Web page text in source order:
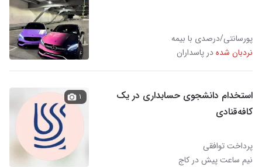
پورسانتی/درصدی با بیمه
نردبان شدهدر پاسداران
استخدام دانشجوی حسابداری در یک
کافه‌قنادی
پرداخت توافقی
نیم ساعت پیش در کاج
۱